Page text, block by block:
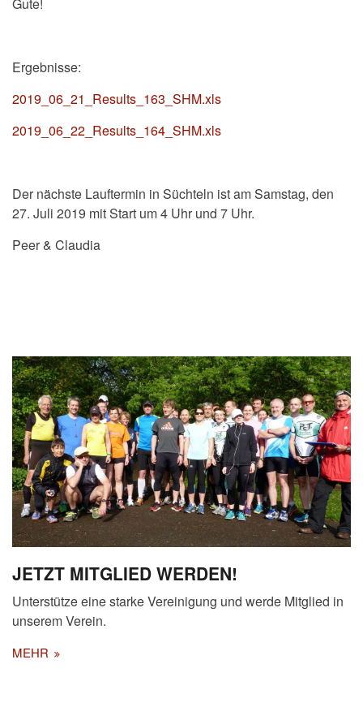
Gute!
Ergebnisse:
2019_06_21_Results_163_SHM.xls
2019_06_22_Results_164_SHM.xls
Der nächste Lauftermin in Süchteln ist am Samstag, den
27. Juli 2019 mit Start um 4 Uhr und 7 Uhr.
Peer & Claudia
JETZT MITGLIED WERDEN!
Unterstütze eine starke Vereinigung und werde Mitglied in
unserem Verein.
MEHR